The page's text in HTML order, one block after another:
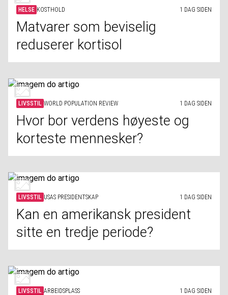
HELSE KOSTHOLD 1 DAG SIDEN
Matvarer som beviselig
reduserer kortisol
LIVSSTIL WORLD POPULATION REVIEW 1 DAG SIDEN
Hvor bor verdens høyeste og
korteste mennesker?
LIVSSTIL USAS PRESIDENTSKAP 1 DAG SIDEN
Kan en amerikansk president
sitte en tredje periode?
LIVSSTIL ARBEIDSPLASS 1 DAG SIDEN